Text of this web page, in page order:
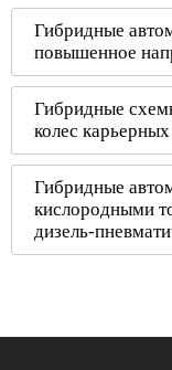
Гибридные
повышенное
Гибридные
колес
Гибридные
кислородными
дизель-